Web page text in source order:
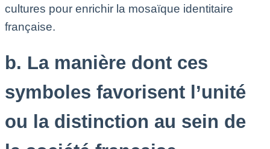
cultures pour enrichir la mosaïque identitaire
française.
b. La manière dont ces
symboles favorisent l’unité
ou la distinction au sein de